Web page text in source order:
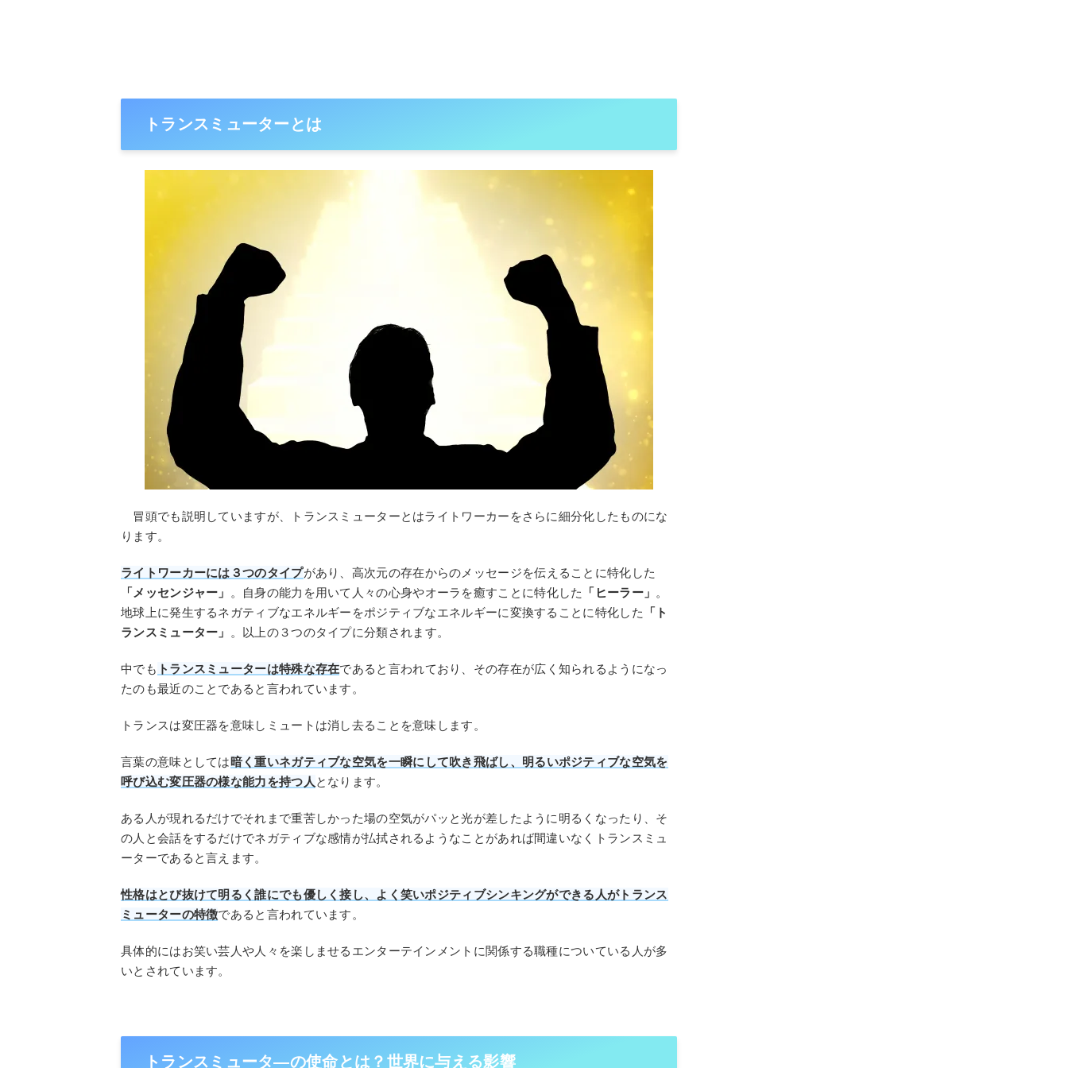
トランスミューターとは
冒頭でも説明していますが、トランスミューターとはライトワーカーをさらに細分化したものにな
ります。
ライトワーカーには３つのタイプがあり、高次元の存在からのメッセージを伝えることに特化した
「メッセンジャー」
。自身の能力を用いて人々の心身やオーラを癒すことに特化した 「ヒーラー」 。
地球上に発生するネガティブなエネルギーをポジティブなエネルギーに変換することに特化した
「ト
ランスミューター」
。以上の３つのタイプに分類されます。
中でも トランスミューターは特殊な存在であると言われており、その存在が広く知られるようになっ
たのも最近のことであると言われています。
トランスは変圧器を意味しミュートは消し去ることを意味します。
言葉の意味としては暗く重いネガティブな空気を一瞬にして吹き飛ばし、明るいポジティブな空気を
呼び込む変圧器の様な能力を持つ人 となります。
ある人が現れるだけでそれまで重苦しかった場の空気がパッと光が差したように明るくなったり、そ
の人と会話をするだけでネガティブな感情が払拭されるようなことがあれば間違いなくトランスミュ
ーターであると言えます。
性格はとび抜けて明るく誰にでも優しく接し、よく笑いポジティブシンキングができる人がトランス
ミューターの特徴であると言われています。
具体的にはお笑い芸人や人々を楽しませるエンターテインメントに関係する職種についている人が多
いとされています。
トランスミュータ―の使命とは？世界に与える影響